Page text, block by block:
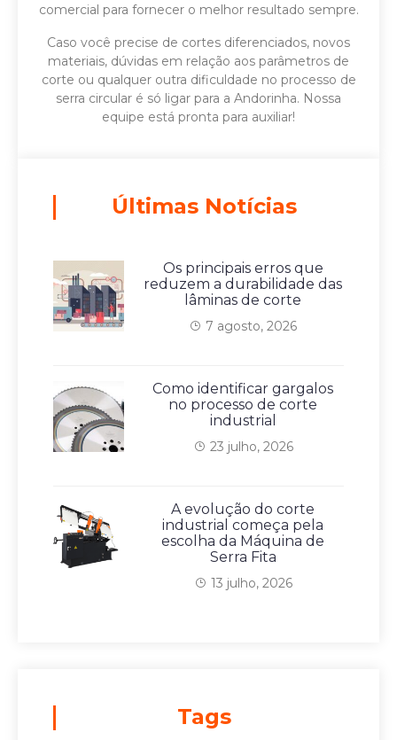
comercial para fornecer o melhor resultado sempre.
Caso você precise de cortes diferenciados, novos
materiais, dúvidas em relação aos parâmetros de
corte ou qualquer outra dificuldade no processo de
serra circular é só ligar para a Andorinha. Nossa
equipe está pronta para auxiliar!
Últimas Notícias
Os principais erros que
reduzem a durabilidade das
lâminas de corte
7 agosto, 2026
Como identificar gargalos
no processo de corte
industrial
23 julho, 2026
A evolução do corte
industrial começa pela
escolha da Máquina de
Serra Fita
13 julho, 2026
Tags